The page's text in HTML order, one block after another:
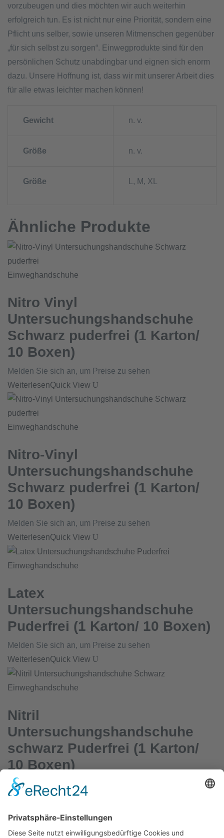
vorzubeugen und dies möchten wir auch weiterhin
erfolgreich tun. Es ist nicht nur eine Priorität, sondern eine
Pflicht uns selber, sowie unseren Mitmenschen gegenüber
„für sich selbst zu sorgen“. Einwegprodukte sind für den
persönlichen Schutz unabdingbar und eignen sich enorm
dazu. Unsere Hoffnung ist, dass wir mit unserer Arbeit dies
für alle etwas leichter machen können!
Gewicht n. v.
Größe n. v.
Größe L, M, XL
Ähnliche Produkte
Einweghandschuhe
Nitro Vinyl
Untersuchungshandschuhe
Schwarz puderfrei (1 Karton/
10 Boxen)
Melden Sie sich an, um Preise zu sehen
WeiterlesenQuick View
Einweghandschuhe
Nitro-Vinyl
Untersuchungshandschuhe
Schwarz puderfrei (1 Karton/
10 Boxen)
Melden Sie sich an, um Preise zu sehen
WeiterlesenQuick View
Einweghandschuhe
Latex
Untersuchungshandschuhe
Puderfrei (1 Karton/ 10 Boxen)
Melden Sie sich an, um Preise zu sehen
WeiterlesenQuick View
Einweghandschuhe
Nitril
Untersuchungshandschuhe
schwarz Puderfrei (1 Karton/
10 Boxen)
Melden Sie sich an, um Preise zu sehen
Weiterlesen Quick View